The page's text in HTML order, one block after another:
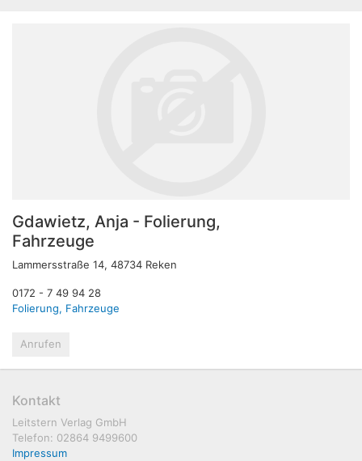
Gdawietz, Anja - Folierung,
Fahrzeuge
Lammersstraße 14, 48734 Reken
0172 - 7 49 94 28
Folierung, Fahrzeuge
Anrufen
Kontakt
Leitstern Verlag GmbH
Telefon: 02864 9499600
Impressum